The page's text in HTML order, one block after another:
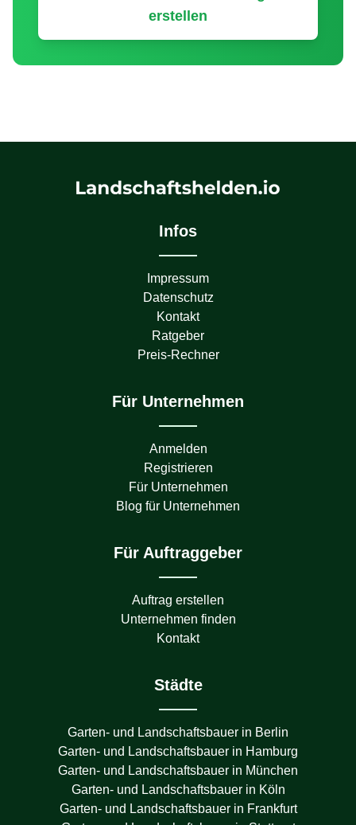
erstellen
Infos
Impressum
Datenschutz
Kontakt
Ratgeber
Preis-Rechner
Für Unternehmen
Anmelden
Registrieren
Für Unternehmen
Blog für Unternehmen
Für Auftraggeber
Auftrag erstellen
Unternehmen finden
Kontakt
Städte
Garten- und Landschaftsbauer in Berlin
Garten- und Landschaftsbauer in Hamburg
Garten- und Landschaftsbauer in München
Garten- und Landschaftsbauer in Köln
Garten- und Landschaftsbauer in Frankfurt